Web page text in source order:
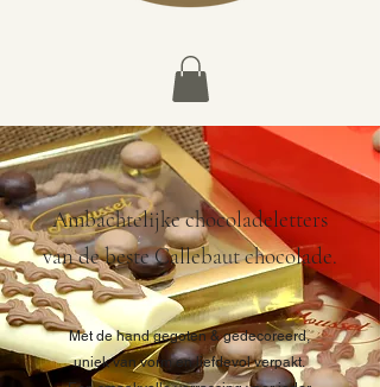
Ambachtelijke chocoladeletters
vande beste Callebaut chocolade.
Met de hand gegoten & gedecoreerd,
uniek van vorm en liefdevol verpakt.